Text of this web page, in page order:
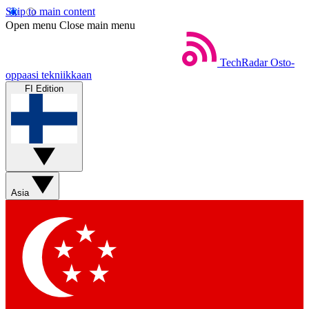
Skip to main content
Open menu Close main menu
TechRadar Osto-
oppaasi tekniikkaan
FI Edition
Asia